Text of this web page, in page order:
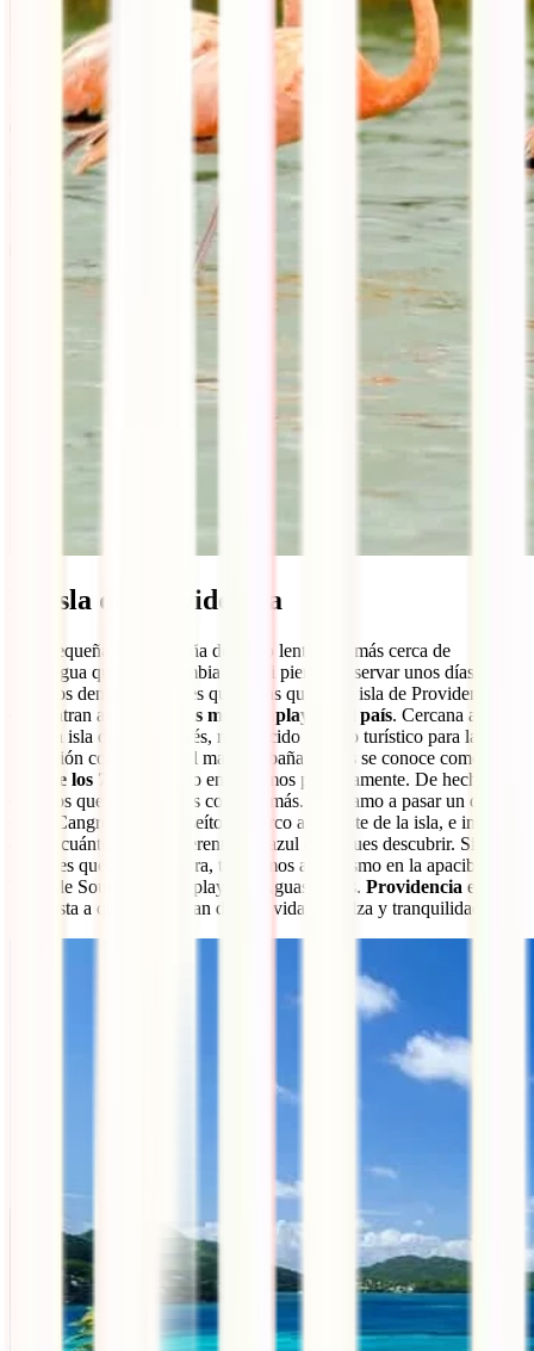
La isla de Providencia
Esta pequeña isla caribeña de ritmo lento está más cerca de
Nicaragua que de Colombia pero si piensas reservar unos días
playeros dentro tus planes que sepas que en la isla de Providencia se
encuentran algunas de
las mejores playas del país. Cercana a la
famosa isla de San Andrés, reconocido destino turístico para la
población colombiana, el mar que baña ambas se conoce como el
mar de los 7 colores
y lo entendemos perfectamente. De hecho,
creemos que hasta hemos contado más. Te retamo a pasar un día en
Cayo Cangrejo, a un paseíto en barco al noreste de la isla, e intentar
contar cuántos tonos diferentes de azul consigues descubrir. Si
prefieres quedarte en tierra, te retamos a lo mismo en la apacible
bahía de Southwest o la playa de Aguasdulces. Providencia es la
respuesta a quienes buscan días de vida descalza y tranquilidad.